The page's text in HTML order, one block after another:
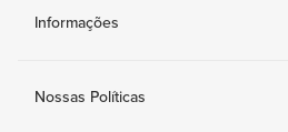
Informações
Nossas Políticas